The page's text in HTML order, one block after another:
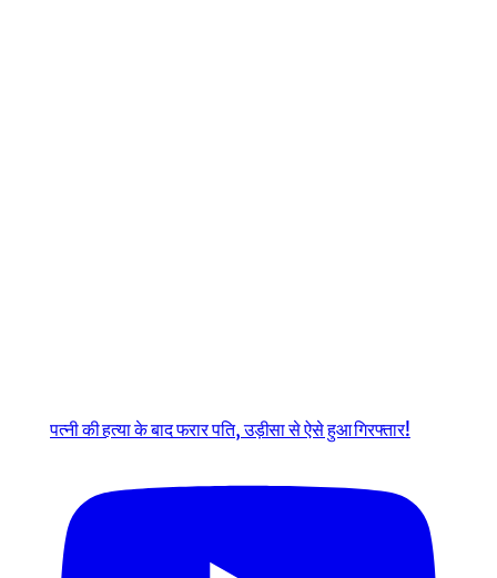
पत्नी की हत्या के बाद फरार पति, उड़ीसा से ऐसे हुआ गिरफ्तार!